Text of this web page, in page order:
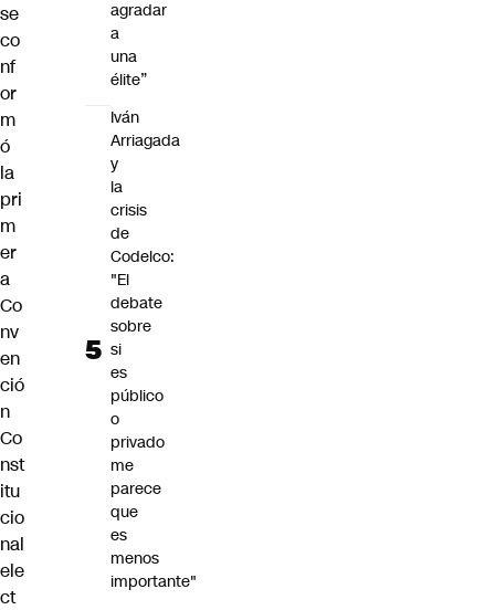
se
co
nf
or
m
ó
la
pri
m
er
a
Co
nv
en
ció
n
Co
nst
itu
cio
nal
ele
ct
agradar
a
una
élite”
Iván
Arriagada
y
la
crisis
de
Codelco:
"El
debate
sobre
si
es
público
o
privado
me
parece
que
es
menos
importante"